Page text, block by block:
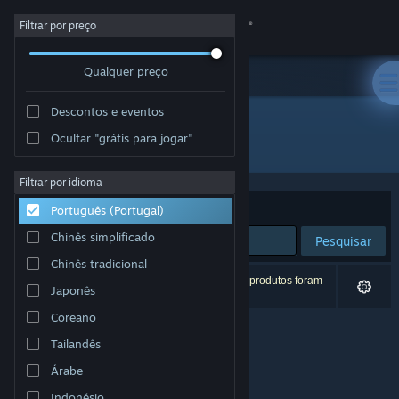
Iniciar sessão
Sobre
Apoio
Alterar idioma
Instala a app móvel do Steam
Ver versão para computadores
Filtrar por preço
Qualquer preço
Descontos e eventos
Ocultar "grátis para jogar"
Filtrar por idioma
Português (Portugal)
Chinês simplificado
Chinês tradicional
Japonês
Coreano
Tailandês
Árabe
Editora: Glitchr Studio
Ordenar por Relevância
Pesquisar
0 resultados correspondentes à tua pesquisa. 3 produtos foram
excluídos com base nas tuas preferências.